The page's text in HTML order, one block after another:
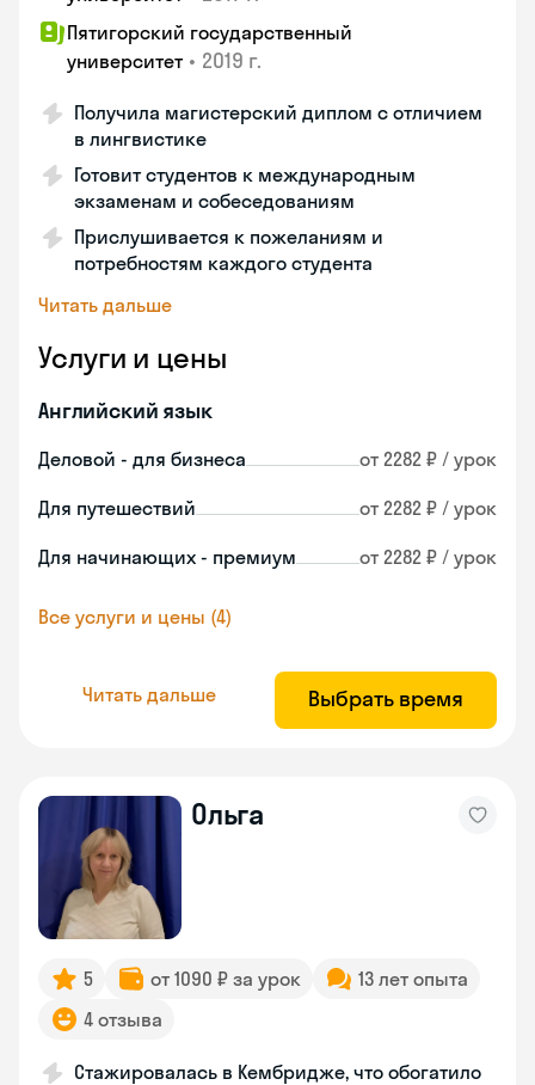
Пятигорский государственный
университет • 2019 г.
Получила магистерский диплом с отличием
в лингвистике
Готовит студентов к международным
экзаменам и собеседованиям
Прислушивается к пожеланиям и
потребностям каждого студента
Читать дальше
Услуги и цены
Английский язык
Деловой - для бизнеса от 2282 ₽ / урок
Для путешествий от 2282 ₽ / урок
Для начинающих - премиум от 2282 ₽ / урок
Все услуги и цены (4)
Читать дальше Выбрать время
Ольга
5 от 1090 ₽ за урок
13 лет опыта
4 отзыва
Стажировалась в Кембридже, что обогатило